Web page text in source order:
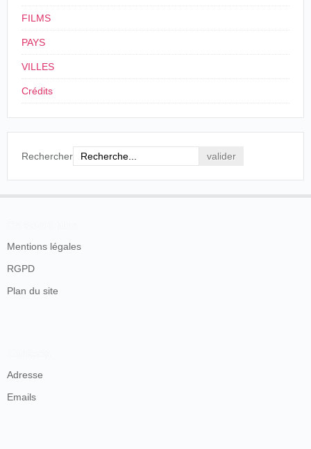
FILMS
PAYS
VILLES
Crédits
Rechercher
Mentions légales
RGPD
Plan du site
Adresse
Emails